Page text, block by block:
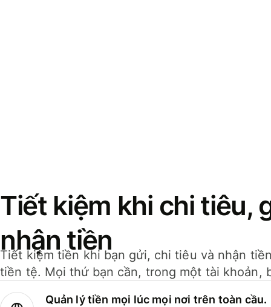
Tiết kiệm khi chi tiêu,
nhận tiền
Tiết kiệm tiền khi bạn gửi, chi tiêu và nhận
tiền tệ. Mọi thứ bạn cần, trong một tài khoản,
Quản lý tiền mọi lúc mọi nơi trên toàn cầu.